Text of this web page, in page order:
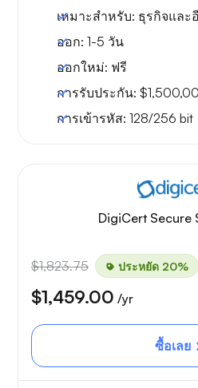
เหมาะสำหรับ: ธุรกิจและ
ออก: 1-5 วัน
ออกใหม่: ฟรี
การรับประกัน:
การเข้ารหัส: 128/256 bit
DigiCert Secure
$1,823.75 ประหยัด 20%
$1,459.00 /yr
ซื้อเลย